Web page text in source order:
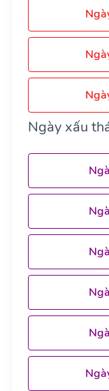
Ngày xấu